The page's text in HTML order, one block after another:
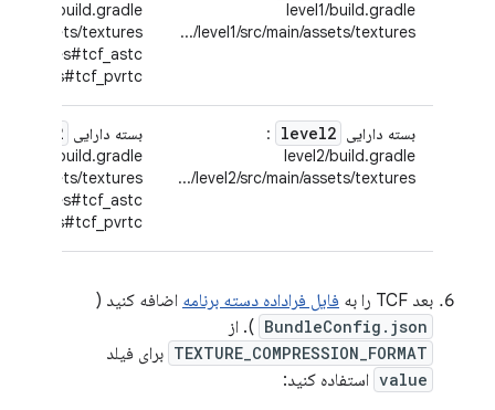
level1/build.gradle
level1/src/main/assets/textures/...
level1/build.gradle
assets/textures/...
textures#tcf_astc/...
...
بسته دارایی level2
:
level2/build.gradle
level2/src/main/assets/textures/...
بسته دارایی level2
level2/build.gradle
assets/textures/...
textures#tcf_astc/...
...
بعد TCF را به فایل فراداده دسته برنامه اضافه کنید (
BundleConfig.json ). از
TEXTURE_COMPRESSION_FORMAT برای فیلد
value استفاده کنید: